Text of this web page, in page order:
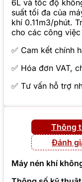
6L và tốc độ
suất tối đa của
khí 0.11m3/phút.
cho các công việc
✅ Cam kết chính
✅ Hóa đơn VAT,
✅ Tư vấn hỗ trợ
Thông
Đánh
Máy nén khí